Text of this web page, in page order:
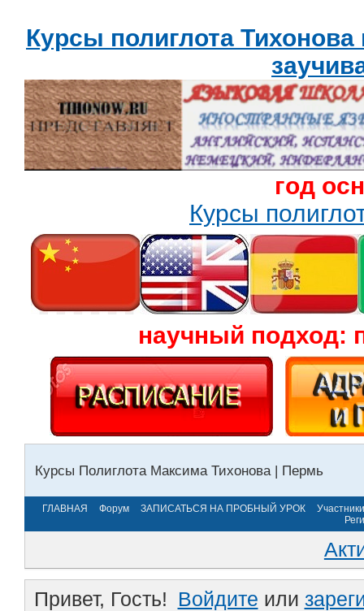
Курсы полиглота
год
Курсы
научный подход:
Курсы Полиглота Максима Тихонова | Пермь
ГЛАВНАЯ Форум ЗАПИСАТЬСЯ НА ПРОБНЫЙ УРОК
Участники
Привет, Гость! Войдите или